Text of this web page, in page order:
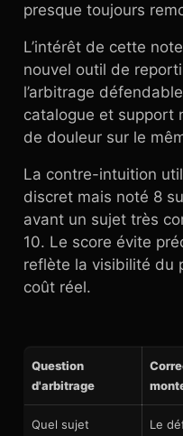
presque toujours
L’intérêt de cette
nouvel outil de
l’arbitrage
catalogue et support
de douleur sur le
La contre-intuition
discret mais noté 8
avant un sujet très
10. Le score évite
reflète la visibilité du
coût réel.
Question
d'arbitrage
Quel sujet
Le